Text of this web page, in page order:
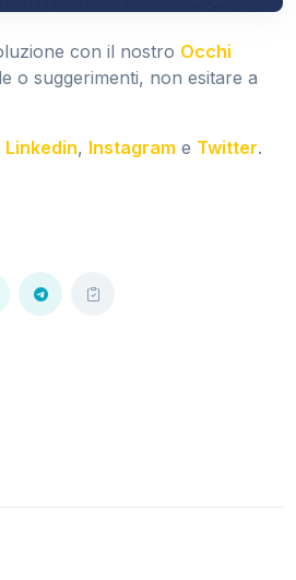
con il nostro Occhi
o suggerimenti, non esitare a
Linkedin, Instagram e Twitter.